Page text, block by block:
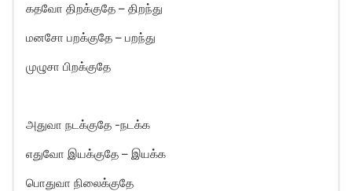
கதவோ திறக்குதே – திறந்து
மனசோ பறக்குதே – பறந்து
முழுசா பிறக்குதே
அதுவா நடக்குதே -நடக்க
எதுவோ இயக்குதே – இயக்க
பொதுவா நிலைக்குதே